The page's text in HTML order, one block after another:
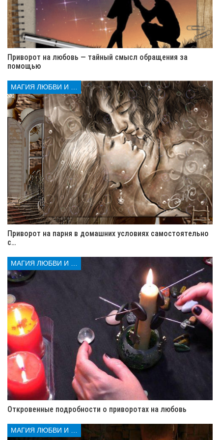
Это может привести к ряду романтических и
креативных возможностей, которые могут быть
особенно привлекательными для Раков, которые
ищут новые впечатления в своей жизни.
В целом, 2023 год будет интересным и разнообразным
испытания могут быть трудными, но они также могут
привести к ряду положительных изменений в вашей
жизни.
Вам нужно будет доверять своей
интуиции и стремиться к балансу между
эмоциональностью и здравым смыслом.
Будьте готовы к тому, что вам придется
выходить за рамки своей зоны комфорта,
Надеюсь, что мой прогноз о том, что ожидает Рака в
2023 году, будет полезным для всех, кто ищет новые
впечатления и возможности в своей жизни.
Важно помнить, что каждый человек уникален, и
прогнозы астрологов могут иметь свои ограничения. В
конечном итоге, все зависит от вас и того, как вы
реагируете на изменения в вашей жизни. Желаю всем
Ракам удачи и успеха в 2023 году!
нужно знать
Приворот на любовь — тайный смысл обращения за
помощью
Приворот на парня в домашних условиях самостоятельно
с…
Откровенные подробности о приворотах на любовь